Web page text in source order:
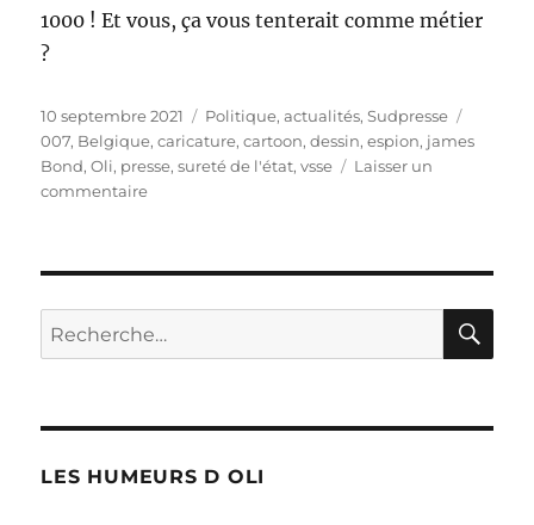
1000 ! Et vous, ça vous tenterait comme métier
?
Publié
le
10 septembre 2021 Catégories
Politique, actualités,Sudpresse
007, Belgique,caricature,cartoon,dessin,espion, james
Bond,Oli, presse,sureté de l'état,vsse
Laisser un
commentairesur
Recherche
pour :
LES HUMEURS D OLI